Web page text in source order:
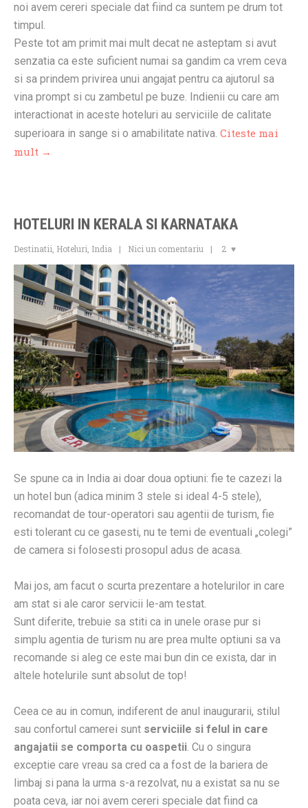
noi avem cereri speciale dat fiind ca suntem pe drum tot
timpul.
Peste tot am primit mai mult decat ne asteptam si avut
senzatia ca este suficient numai sa gandim ca vrem ceva
si sa prindem privirea unui angajat pentru ca ajutorul sa
vina prompt si cu zambetul pe buze. Indienii cu care am
interactionat in aceste hoteluri au serviciile de calitate
superioara in sange si o amabilitate nativa. Citeste mai
mult →
HOTELURI IN KERALA SI KARNATAKA
Destinatii Hoteluri India Nici un comentariu 2
Se spune ca in India ai doar doua optiuni: fie te cazezi la
un hotel bun (adica minim 3 stele si ideal 4-5 stele),
recomandat de tour-operatori sau agentii de turism, fie
esti tolerant cu ce gasesti, nu te temi de eventuali „colegi”
de camera si folosesti prosopul adus de acasa.
Mai jos, am facut o scurta prezentare a hotelurilor in care
am stat si ale caror servicii le-am testat.
Sunt diferite, trebuie sa stiti ca in unele orase pur si
simplu agentia de turism nu are prea multe optiuni sa va
recomande si aleg ce este mai bun din ce exista, dar in
altele hotelurile sunt absolut de top!
Ceea ce au in comun, indiferent de anul inaugurarii, stilul
sau confortul camerei sunt serviciile si felul in care
angajatii se comporta cu oaspetii. Cu o singura
exceptie care vreau sa cred ca a fost de la bariera de
limbaj si pana la urma s-a rezolvat, nu a existat sa nu se
poata ceva, iar noi avem cereri speciale dat fiind ca